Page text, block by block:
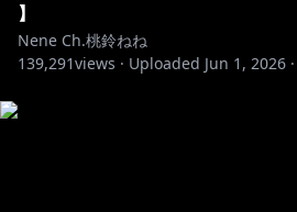
】
Nene Ch.桃鈴ねね
139,291views · Uploaded Jun 1, 2026 ·